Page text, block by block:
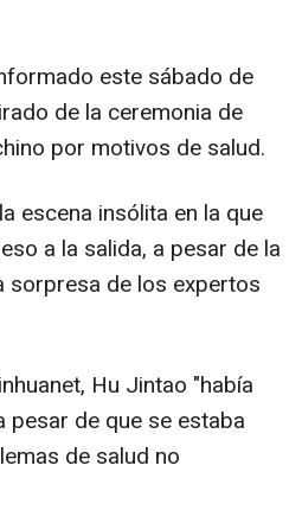
este sábado de
de la ceremonia de
por motivos de salud.
escena insólita en la que
a la salida, a pesar de la
sorpresa de los expertos
Hu Jintao "había
pesar de que se estaba
de salud no